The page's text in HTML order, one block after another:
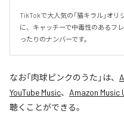
TikTokで大人気の「猫キラル」オ
に、キャッチーで中毒性のあるフ
ったりのナンバーです。
なお「肉球ピンクのうた 」は、
YouTube Music、 Amazon Music
聴くことができる。